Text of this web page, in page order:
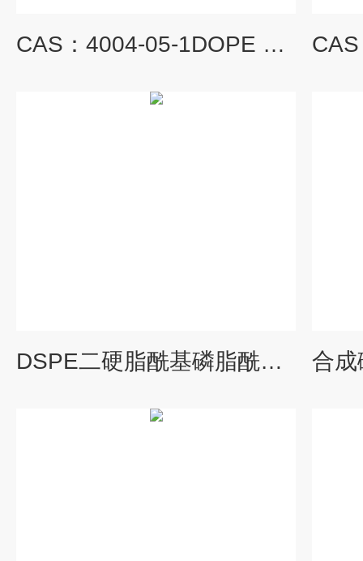
CAS：4004-05-1DOPE 二油酰基磷脂酰乙醇胺
DSPE二硬脂酰基磷脂酰乙醇胺CAS：1069-79-0